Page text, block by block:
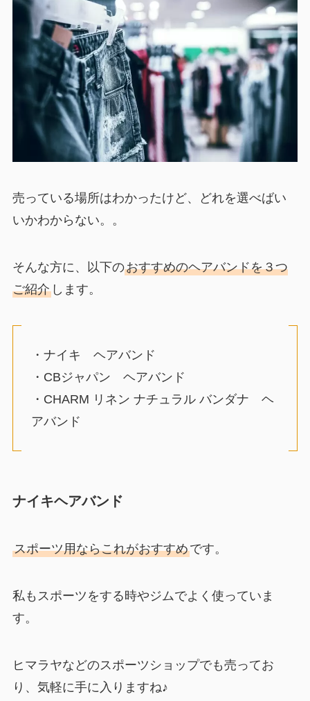
売っている場所はわかったけど、どれを選べばい
いかわからない。。
そんな方に、以下のおすすめのヘアバンドを３つ
ご紹介します。
・ナイキ ヘアバンド
・CBジャパン ヘアバンド
・CHARM リネン ナチュラル バンダナ ヘ
アバンド
ナイキヘアバンド
スポーツ用ならこれがおすすめです。
私もスポーツをする時やジムでよく使っていま
す。
ヒマラヤなどのスポーツショップでも売ってお
り、気軽に手に入りますね♪